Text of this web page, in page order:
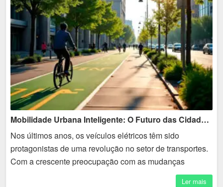
Mobilidade Urbana Inteligente: O Futuro das Cidades Sustentáveis
Nos últimos anos, os veículos elétricos têm sido
protagonistas de uma revolução no setor de transportes.
Com a crescente preocupação com as mudanças
climáticas e a busca por fontes de energia mais limpas,...
Ler mais